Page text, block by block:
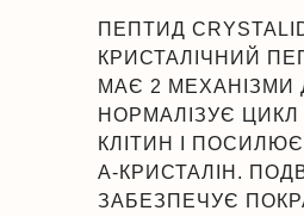
ПЕПТИД
КРИСТАЛІЧНИЙ
МАЄ 2 МЕХАНІЗМИ
НОРМАЛІЗУЄ
КЛІТИН І
Α-КРИСТАЛІН.
ЗАБЕЗПЕЧУЄ